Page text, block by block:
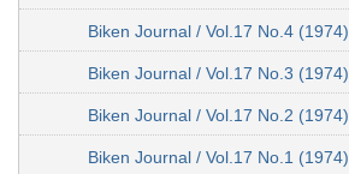
Biken Journal / Vol.17 No.4 (1974)
Biken Journal / Vol.17 No.3 (1974)
Biken Journal / Vol.17 No.2 (1974)
Biken Journal / Vol.17 No.1 (1974)